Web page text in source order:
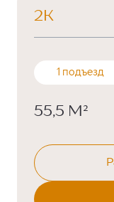
2К
1 подъезд
55,5 М²